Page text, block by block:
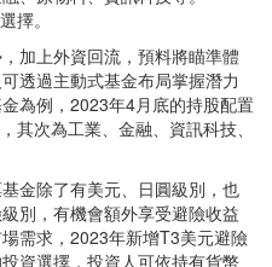
擇。
加上外資回流，預料將瞄準體
透過主動式基金布局掌握潛力
為例，2023年4月底的持股配置
其次為工業、金融、資訊科技、
金除了有美元、日圓級別，也
別，有機會額外享受避險收益
需求，2023年新增T3美元避險
資選擇，投資人可依持有貨幣